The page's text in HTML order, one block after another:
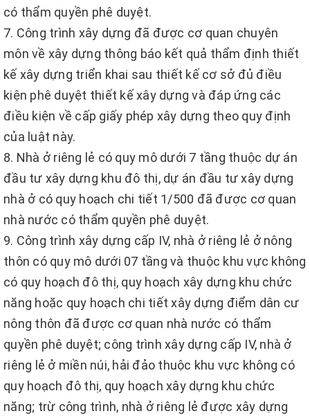
có thẩm quyền phê duyệt.
7. Công trình xây dựng đã được cơ quan chuyên
môn về xây dựng thông báo kết quả thẩm định thiết
kế xây dựng triển khai sau thiết kế cơ sở đủ điều
kiện phê duyệt thiết kế xây dựng và đáp ứng các
điều kiện về cấp giấy phép xây dựng theo quy định
của luật này.
8. Nhà ở riêng lẻ có quy mô dưới 7 tầng thuộc dự án
đầu tư xây dựng khu đô thị, dự án đầu tư xây dựng
nhà ở có quy hoạch chi tiết 1/500 đã được cơ quan
nhà nước có thẩm quyền phê duyệt.
9. Công trình xây dựng cấp IV, nhà ở riêng lẻ ở nông
thôn có quy mô dưới 07 tầng và thuộc khu vực không
có quy hoạch đô thị, quy hoạch xây dựng khu chức
năng hoặc quy hoạch chi tiết xây dựng điểm dân cư
nông thôn đã được cơ quan nhà nước có thẩm
quyền phê duyệt; công trình xây dựng cấp IV, nhà ở
riêng lẻ ở miền núi, hải đảo thuộc khu vực không có
quy hoạch đô thị, quy hoạch xây dựng khu chức
năng; trừ công trình, nhà ở riêng lẻ được xây dựng